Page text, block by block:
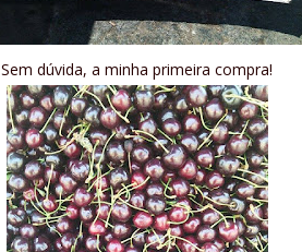
Sem dúvida, a minha primeira compra!